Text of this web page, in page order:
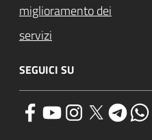
miglioramento dei
servizi
SEGUICI SU